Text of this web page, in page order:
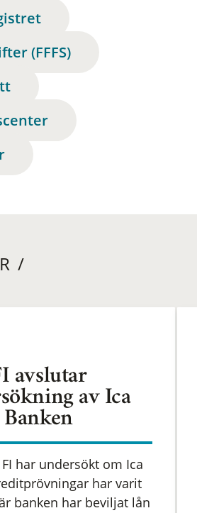
(FFFS)
avslutar
av Ica
Banken
FI har undersökt om Ica
har varit
banken har beviljat lån